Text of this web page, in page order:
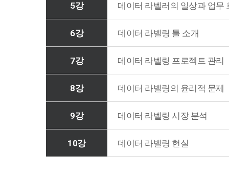
5강 데이터 라벨러의 일상과 업무
6강 데이터 라벨링 툴 소개
7강 데이터 라벨링 프로젝트 관리
8강 데이터 라벨링의 윤리적 문제
9강 데이터 라벨링 시장 분석
10강 데이터 라벨링 현실